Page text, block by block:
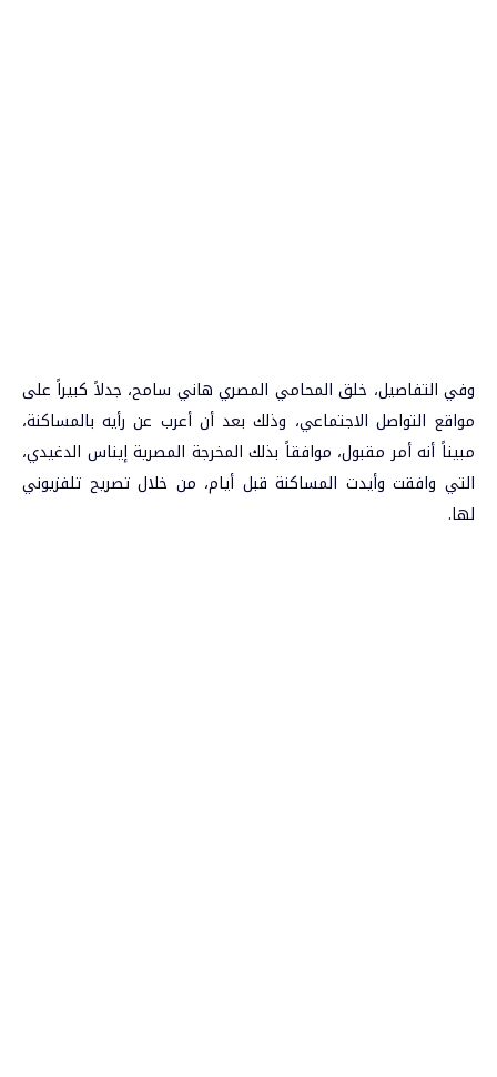
وفي التفاصيل، خلق المحامي المصري هاني سامح، جدلاً كبيراً على
مواقع التواصل الاجتماعي، وذلك بعد أن أعرب عن رأيه بالمساكنة،
مبيناً أنه أمر مقبول، موافقاً بذلك المخرجة المصرية إيناس الدغيدي،
التي وافقت وأيدت المساكنة قبل أيام، من خلال تصريح تلفزيوني
لها.